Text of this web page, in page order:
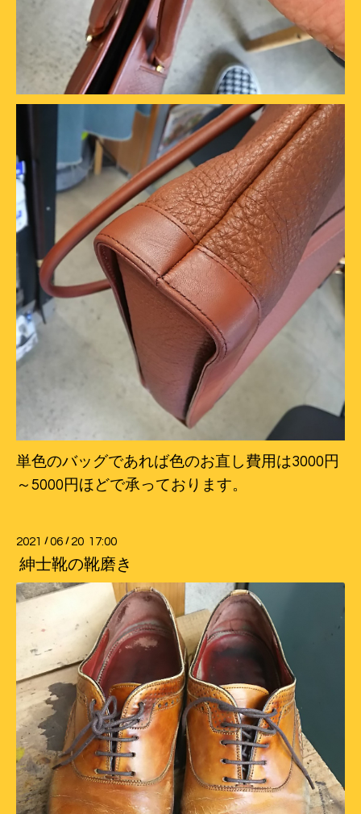
単色のバッグであれば色のお直し費用は3000円
～5000円ほどで承っております。
2021 /06 / 20 17:00
紳士靴の靴磨き